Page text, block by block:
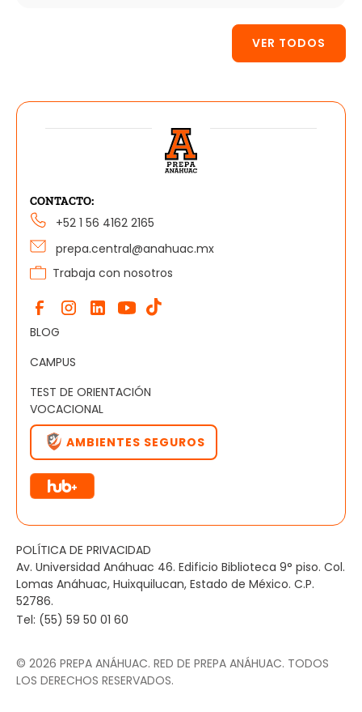
VER TODOS
CONTACTO:
+52 1 56 4162 2165
prepa.central@anahuac.mx
Trabaja con nosotros
BLOG
CAMPUS
TEST DE ORIENTACIÓN
VOCACIONAL
AMBIENTES SEGUROS
Av. Universidad Anáhuac 46. Edificio Biblioteca 9° piso. Col.
Lomas Anáhuac, Huixquilucan, Estado de México. C.P.
52786.
Tel: (55) 59 50 01 60
© 2026 PREPA ANÁHUAC. RED DE PREPA ANÁHUAC. TODOS
LOS DERECHOS RESERVADOS.
POLÍTICA DE PRIVACIDAD